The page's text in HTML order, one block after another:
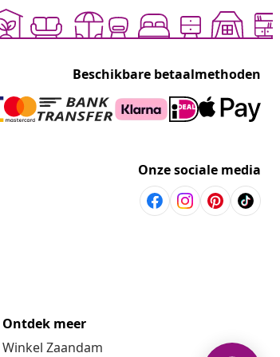
Beschikbare betaalmethoden
Onze sociale media
Ontdek meer
Winkel Zaandam